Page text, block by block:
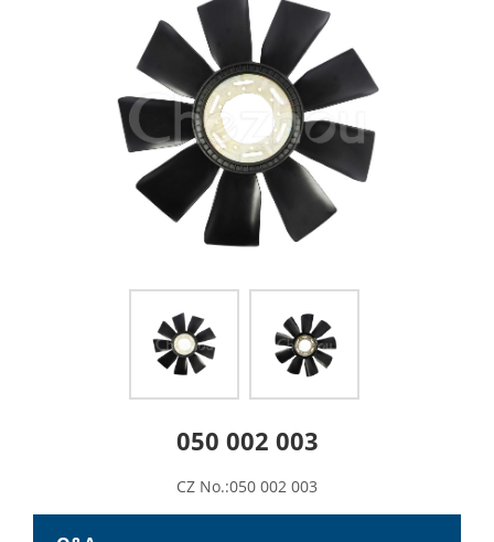
050 002 003
CZ No.:050 002 003